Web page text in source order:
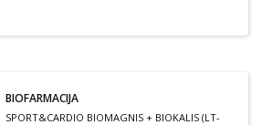
BIOFARMACIJA
SPORT&CARDIO BIOMAGNIS + BIOKALIS (LT-